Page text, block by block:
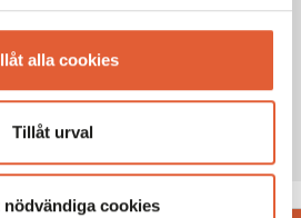
alla cookies
Tillåt urval
nödvändiga cookies